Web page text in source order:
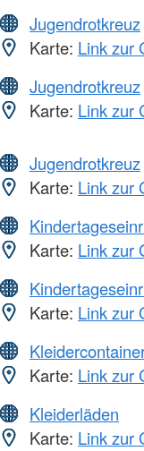
Jugendrotkreuz
Karte: Link zur
Jugendrotkreuz
Karte: Link zur
Jugendrotkreuz
Karte: Link zur
Karte: Link zur
Karte: Link zur
Karte: Link zur
Kleiderläden
Karte: Link zur